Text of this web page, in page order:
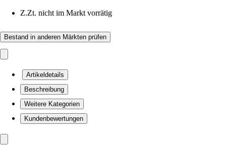
Z.Zt. nicht im Markt vorrätig
Bestand in anderen Märkten prüfen
Artikeldetails
Beschreibung
Weitere Kategorien
Kundenbewertungen